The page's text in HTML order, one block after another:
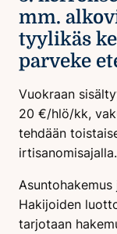
mm.
tyylikäs
parveke
Vuokraan
20 €/hlö/kk,
tehdään
Hakijoiden
tarjotaan